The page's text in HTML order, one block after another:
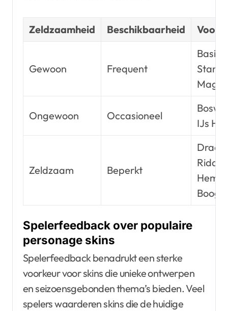
Zeldzaamheid Beschikbaarheid
Gewoon Frequent
Basis
Ongewoon Occasioneel
IJs
Zeldzaam Beperkt
Draak
Spelerfeedback over populaire
personage skins
Spelerfeedback benadrukt een sterke
voorkeur voor skins die unieke ontwerpen
en seizoensgebonden thema’s bieden. Veel
spelers waarderen skins die de huidige